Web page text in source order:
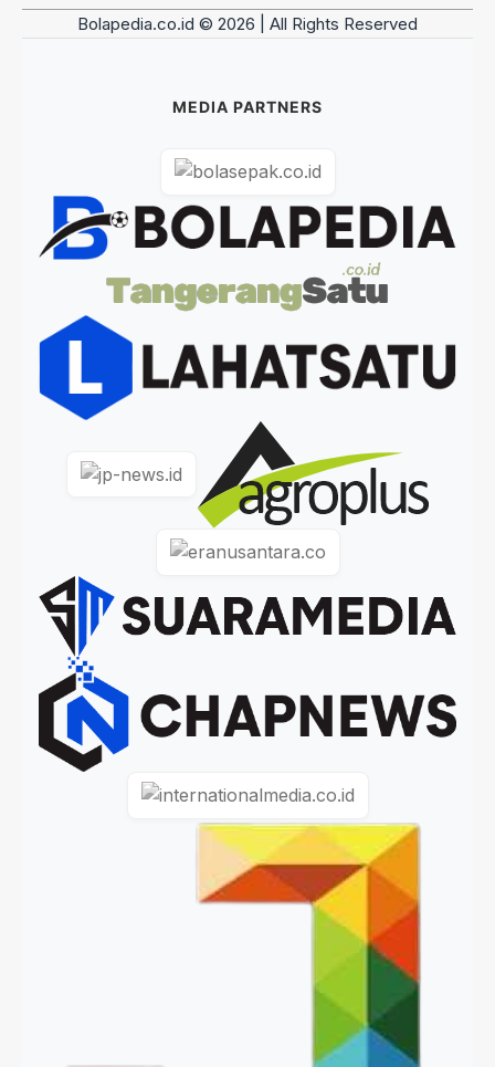
Bolapedia.co.id © 2026 | All Rights Reserved
MEDIA PARTNERS